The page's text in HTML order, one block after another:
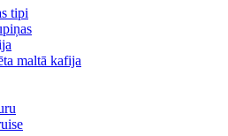
tipi
maltā kafija